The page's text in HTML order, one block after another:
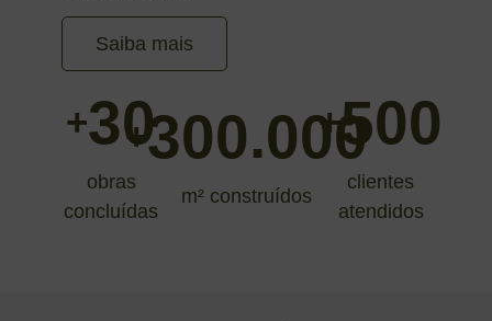
Saiba mais
+30
obras
concluídas
+300.000
m² construídos
+500
clientes
atendidos